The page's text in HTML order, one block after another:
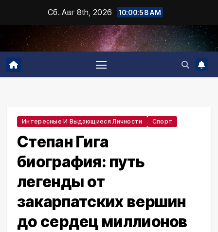
содержимому
Сб. Авг 8th, 2026 10:00:59 AM
Интересные И Выдающиеся Личности Спорт
Степан Гига
биография: путь
легенды от
закарпатских вершин
до сердец миллионов